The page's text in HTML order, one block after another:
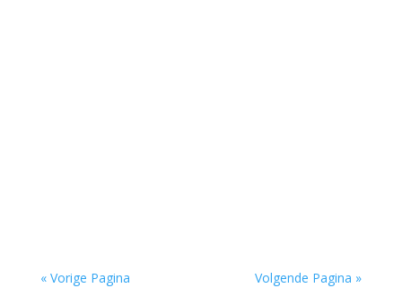
« Vorige Pagina Volgende Pagina »